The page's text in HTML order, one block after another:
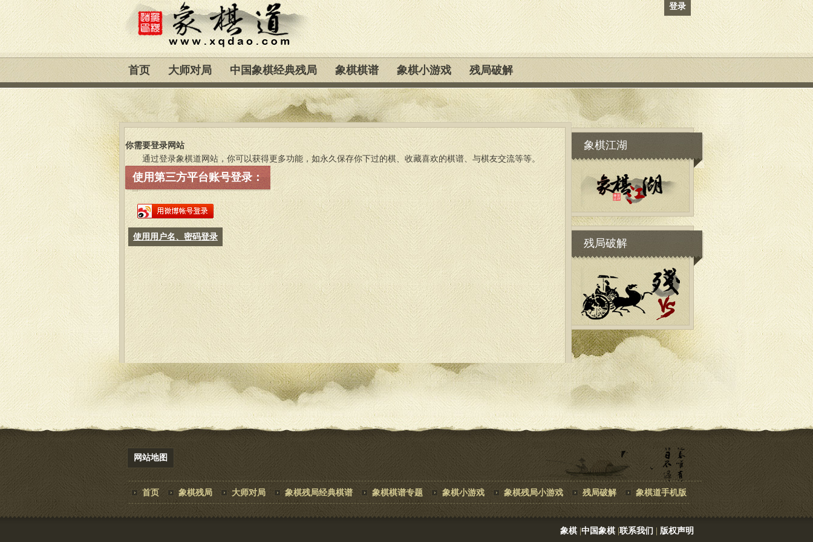
登录
首页 大师对局 中国象棋经典残局 象棋棋谱 象棋小游戏 残局破解
你需要登录网站
通过登录象棋道网站，你可以获得更多功能，如永久保存你下过的棋、收藏喜欢的棋谱、与棋友交流等等。
使用第三方平台账号登录：
使用用户名、密码登录
象棋江湖
残局破解
网站地图
首页 象棋残局 大师对局 象棋残局经典棋谱 象棋棋谱专题 象棋小游戏 象棋残局小游戏 残局破解 象棋道手机版
象棋| 中国象棋| 联系我们 版权声明